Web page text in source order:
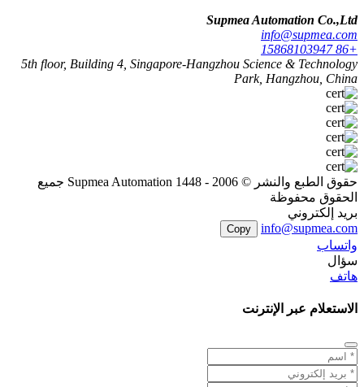
Supmea Automation Co.,Ltd
info@supmea.com
+86 15868103947
5th floor, Building 4, Singapore-Hangzhou Science & Technology
Park, Hangzhou, China
حقوق الطبع والنشر © 2006 - 1448 Supmea Automation جميع
الحقوق محفوظة
بريد إلكتروني
info@supmea.com
Copy
واتساب
سؤال
هاتف
الاستعلام عبر الإنترنت